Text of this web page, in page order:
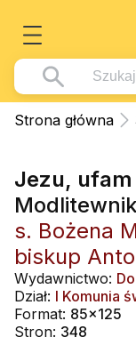
Książki
Wszystko z
Pismo Święte
Kościół Katolicki
Duszpasterstwo
Teologia
Życie
Wszystko z
DVD
CD-ROM
Muzyka
Rekolekcje i inne
Dla Dzieci
Wszystko z
Literatura (D)
Płyty, DVD (D)
Podręczniki i
Podręczniki
Wszystko z
Podręczniki i
Zabawa i Nauka
Nowości
Zaloguj się
Strona główna
Jezu, ufam
s. Bożena
biskup
Wydawnictwo:
Dział: I Komunia
Format: 85x125
Stron: 348